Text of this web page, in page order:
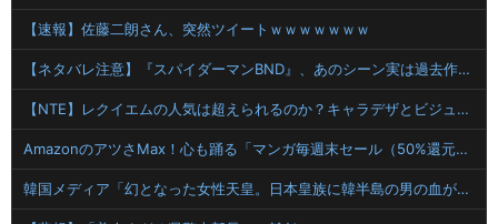
【速報】佐藤二朗さん、突然ツイートｗｗｗｗｗｗｗ
【ネタバレ注意】『スパイダーマンBND』、あのシーン実は過去作のセルフカバーだった
【NTE】レクイエムの人気は超えられるのか？キャラデザとビジュアルを巡る中国掲示板の反応
AmazonのアツさMax！心も踊る「マンガ毎週末セール（50%還元）」2日目襲来！【📦】
韓国メディア「幻となった女性天皇。日本皇族に韓半島の男の血が入る可能性がゼロに・・・」